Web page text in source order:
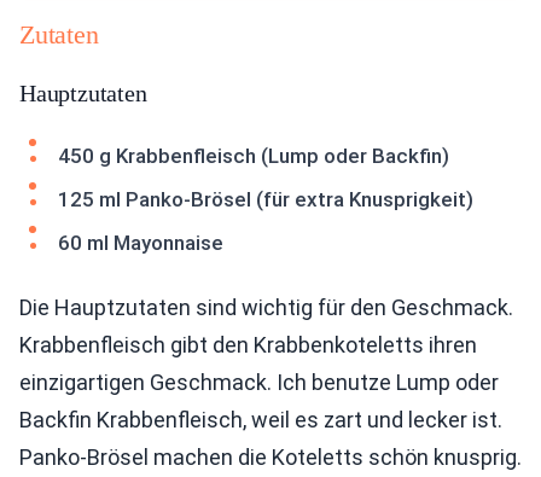
Zutaten
Hauptzutaten
450 g Krabbenfleisch (Lump oder Backfin)
125 ml Panko-Brösel (für extra Knusprigkeit)
60 ml Mayonnaise
Die Hauptzutaten sind wichtig für den Geschmack.
Krabbenfleisch gibt den Krabbenkoteletts ihren
einzigartigen Geschmack. Ich benutze Lump oder
Backfin Krabbenfleisch, weil es zart und lecker ist.
Panko-Brösel machen die Koteletts schön knusprig.